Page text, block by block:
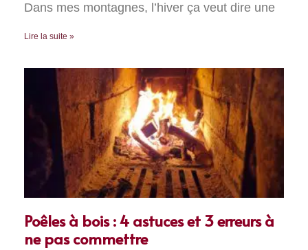
Dans mes montagnes, l’hiver ça veut dire une
Lire la suite »
Poêles à bois : 4 astuces et 3 erreurs à
ne pas commettre